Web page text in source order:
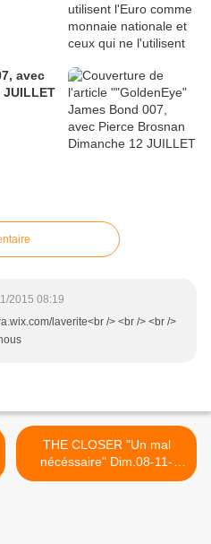
avec
JUILLET
2015 08:19
laverite<br /> <br /> <br />
THE CLOSER "Un mal
nécéssaire" Dim.08-11-
2015 + 2 art. France 3 >